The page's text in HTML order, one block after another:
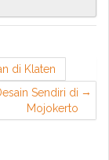
di Klaten
Sendiri di
Mojokerto